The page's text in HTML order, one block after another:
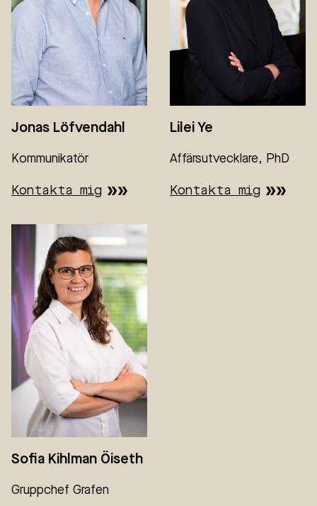
Jonas Löfvendahl
Kommunikatör
Kontakta mig
Lilei Ye
Affärsutvecklare, PhD
Kontakta mig
Sofia Kihlman Öiseth
Gruppchef Grafen